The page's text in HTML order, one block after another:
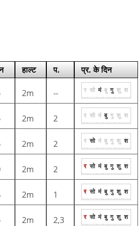
हाल्ट प. प्र. के दिन
2m -- र सो मं बु गु शु श
2m 2 र सो मं बु गु शु श
2m 2 र सो मं बु गु शु श
2m 2 र सो मं बु गु शु श
2m 1 र सो मं बु गु शु श
2m 2,3 र सो मं बु गु शु श